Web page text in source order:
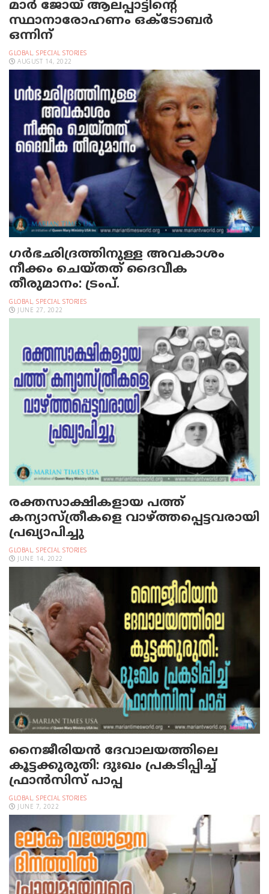
മാർ ജോയ് ആലപ്പാട്ടിന്റെ
സ്ഥാനാരോഹണം ഒക്ടോബർ
ഒന്നിന്
GLOBAL, SPECIAL STORIES
AUGUST 14, 2022
ഗര്‍ഭഛിദ്രത്തിനുള്ള അവകാശം
നീക്കം ചെയ്തത് ദൈവീക
തീരുമാനം: ട്രംപ്.
GLOBAL, SPECIAL STORIES
JUNE 27, 2022
രക്തസാക്ഷികളായ പത്ത്
കന്യാസ്ത്രീകളെ വാഴ്ത്തപ്പെട്ടവരായി
പ്രഖ്യാപിച്ചു
GLOBAL, SPECIAL STORIES
JUNE 14, 2022
നൈജീരിയന്‍ ദേവാലയത്തിലെ
കൂട്ടക്കുരുതി: ദുഃഖം പ്രകടിപ്പിച്ച്
ഫ്രാന്‍സിസ് പാപ്പ
GLOBAL, SPECIAL STORIES
JUNE 7, 2022